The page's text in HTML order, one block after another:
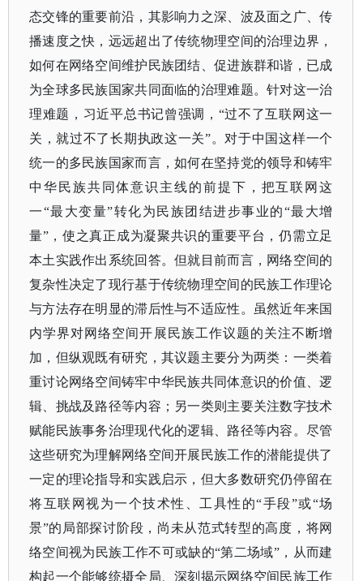
态交锋的重要前沿，其影响力之深、波及面之广、传
播速度之快，远远超出了传统物理空间的治理边界，
如何在网络空间维护民族团结、促进族群和谐，已成
为全球多民族国家共同面临的治理难题。针对这一治
理难题，习近平总书记曾强调，“过不了互联网这一
关，就过不了长期执政这一关”。对于中国这样一个
统一的多民族国家而言，如何在坚持党的领导和铸牢
中华民族共同体意识主线的前提下，把互联网这
一“最大变量”转化为民族团结进步事业的“最大增
量”，使之真正成为凝聚共识的重要平台，仍需立足
本土实践作出系统回答。但就目前而言，网络空间的
复杂性决定了现行基于传统物理空间的民族工作理论
与方法存在明显的滞后性与不适应性。虽然近年来国
内学界对网络空间开展民族工作议题的关注不断增
加，但纵观既有研究，其议题主要分为两类：一类着
重讨论网络空间铸牢中华民族共同体意识的价值、逻
辑、挑战及路径等内容；另一类则主要关注数字技术
赋能民族事务治理现代化的逻辑、路径等内容。尽管
这些研究为理解网络空间开展民族工作的潜能提供了
一定的理论指导和实践启示，但大多数研究仍停留在
将互联网视为一个技术性、工具性的“手段”或“场
景”的局部探讨阶段，尚未从范式转型的高度，将网
络空间视为民族工作不可或缺的“第二场域”，从而建
构起一个能够统摄全局、深刻揭示网络空间民族工作